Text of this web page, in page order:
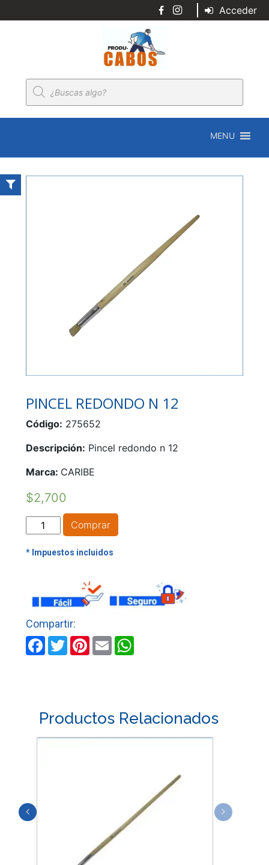
Acceder
Búsqueda
de
productos
MENU
PINCEL REDONDO N 12
Código: 275652
Descripción: Pincel redondo n 12
Marca: CARIBE
$2,700
PINCEL
REDONDO
N
Comprar
Facebook
TwitterPinterest
EmailWhatsApp
Productos Relacionados